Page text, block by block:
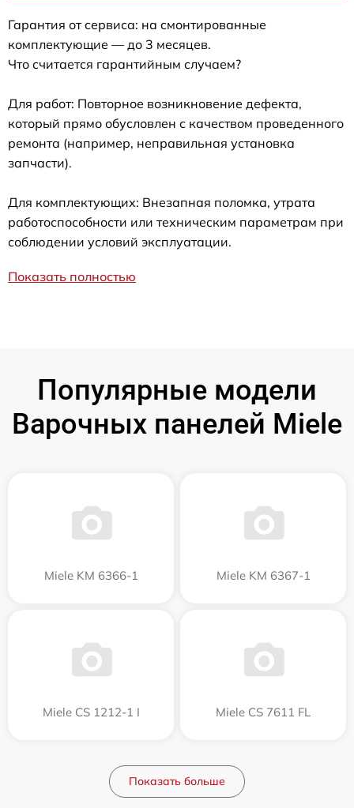
Гарантия от сервиса: на смонтированные
комплектующие — до 3 месяцев.
Что считается гарантийным случаем?
Для работ: Повторное возникновение дефекта,
который прямо обусловлен с качеством проведенного
ремонта (например, неправильная установка
запчасти).
Для комплектующих: Внезапная поломка, утрата
работоспособности или техническим параметрам при
соблюдении условий эксплуатации.
Показать полностью
Популярные модели
Варочных панелей Miele
Miele KM 6366-1 Miele KM 6367-1
Miele CS 1212-1 I Miele CS 7611 FL
Показать больше